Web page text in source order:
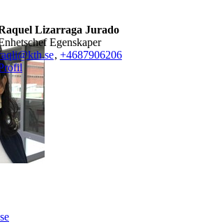
Lizarraga Jurado
Enhetschef Egenskaper
, +4687906206